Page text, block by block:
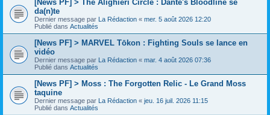
[News PF] > The Alighieri Circle : Dante's Bloodline se
da(n)te
Dernier message par La Rédaction « mer. 5 août 2026 12:20
Publié dans Actualités
[News PF] > MARVEL Tōkon : Fighting Souls se lance en
vidéo
Dernier message par La Rédaction « mar. 4 août 2026 07:36
Publié dans Actualités
[News PF] > Moss : The Forgotten Relic - Le Grand Moss
taquine
Dernier message par La Rédaction « jeu. 16 juil. 2026 11:15
Publié dans Actualités